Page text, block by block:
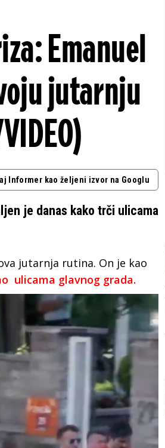
Emanuel
jutarnju
Informer kao željeni izvor na Googlu
je danas kako trči ulicama
jutarnja rutina. On je kao
ulicama glavnog grada.